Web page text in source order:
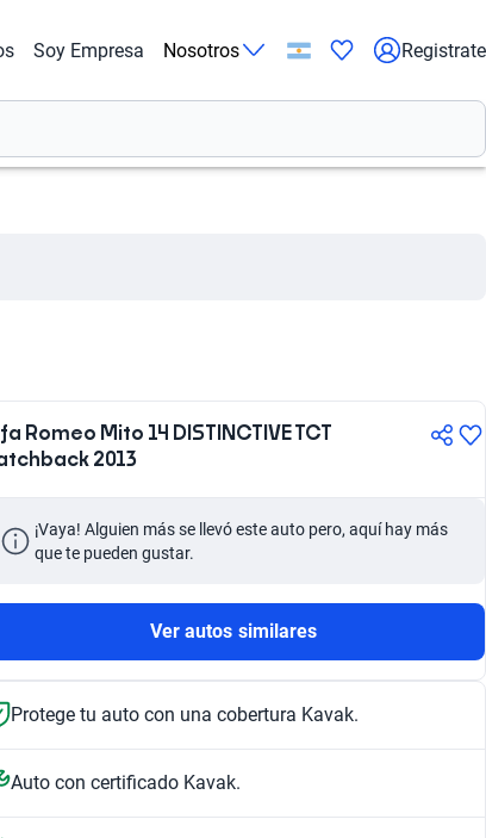
Soy Empresa Nosotros Registrate
Romeo Mito 14 DISTINCTIVE TCT
2013
¡Vaya! Alguien más se llevó este auto pero, aquí hay más
que te pueden gustar.
Ver autos similares
Protege tu auto con una cobertura Kavak.
Auto con certificado Kavak.